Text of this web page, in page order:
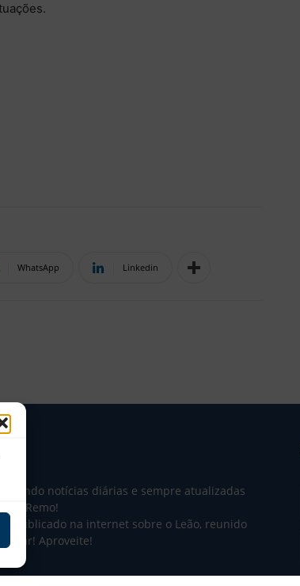
WhatsApp Linkedin
trazendo notícias diárias e sempre atualizadas
do Remo!
publicado na internet sobre o Leão, reunido
lugar! Aproveite!